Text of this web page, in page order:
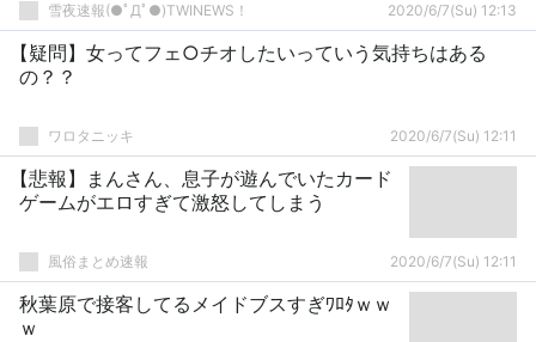
雪夜速報(●ﾟДﾟ●)TWINEWS！ 2020/6/7(Su) 12:13
【疑問】女ってフェ○チオしたいっていう気持ちはある
の？？
ワロタニッキ 2020/6/7(Su) 12:11
【悲報】まんさん、息子が遊んでいたカード
ゲームがエロすぎて激怒してしまう
風俗まとめ速報 2020/6/7(Su) 12:11
秋葉原で接客してるメイドブスすぎﾜﾛﾀｗｗ
ｗ